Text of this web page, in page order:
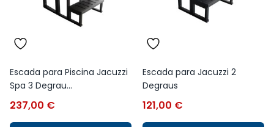
Escada para Piscina Jacuzzi
Spa 3 Degrau...
237,00 €
Escada para Jacuzzi 2
Degraus
121,00 €